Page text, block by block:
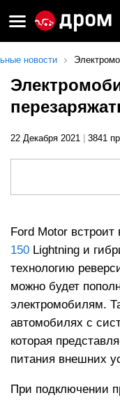
новости
22 Декабря 2021 3841
Ford Motor встроит
150 Lightning и
технологию
можно будет
электромобилям.
автомобилях с
которая
питания внешних
При подключении